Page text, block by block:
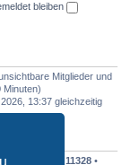
bleiben
Mitglieder und
Minuten)
13:37 gleichzeitig
insgesamt 11328 •